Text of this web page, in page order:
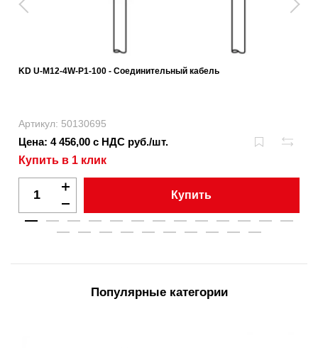
KD U-M12-4W-P1-100 - Соединительный кабель
Артикул: 50130695
Цена: 4 456,00 с НДС руб./шт.
Купить в 1 клик
Купить
Популярные категории